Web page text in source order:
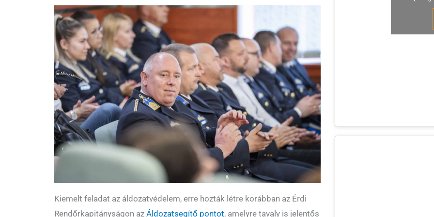
Kiemelt feladat az áldozatvédelem, erre hozták létre korábban az Érdi
Rendőrkapitányságon az Áldozatsegítő pontot, amelyre tavaly is jelentős